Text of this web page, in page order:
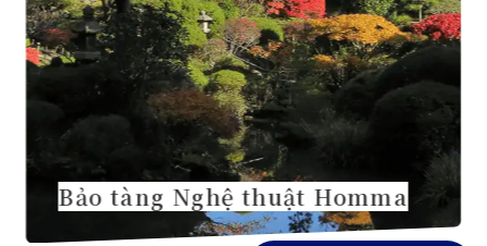
Bảo tàng Nghệ thuật Homma